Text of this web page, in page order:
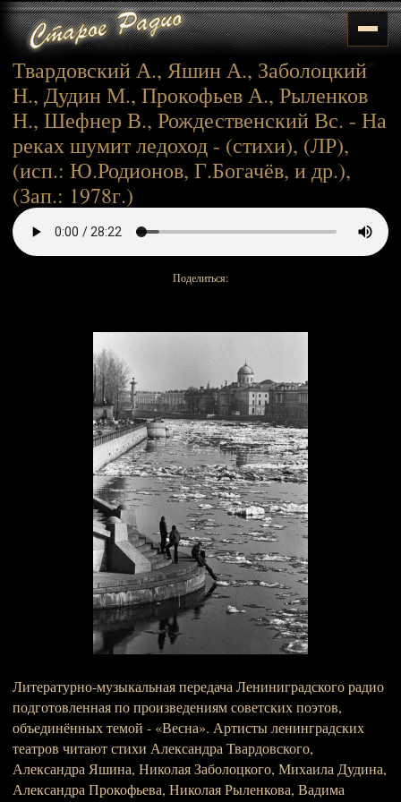
Твардовский А., Яшин А., Заболоцкий
Н., Дудин М., Прокофьев А., Рыленков
Н., Шефнер В., Рождественский Вс. - На
реках шумит ледоход - (стихи), (ЛР),
(исп.: Ю.Родионов, Г.Богачёв, и др.),
(Зап.: 1978г.)
Поделиться:
Литературно-музыкальная передача Лениниградского радио
подготовленная по произведениям советских поэтов,
объединённых темой - «Весна». Артисты ленинградских
театров читают стихи Александра Твардовского,
Александра Яшина, Николая Заболоцкого, Михаила Дудина,
Александра Прокофьева, Николая Рыленкова, Вадима